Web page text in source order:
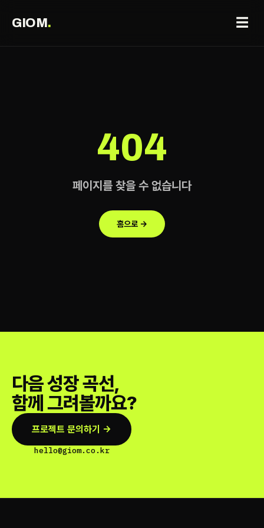
GIOM. ☰
404
페이지를 찾을 수 없습니다
홈으로 →
다음 성장 곡선,
함께 그려볼까요?
프로젝트 문의하기 →
hello@giom.co.kr